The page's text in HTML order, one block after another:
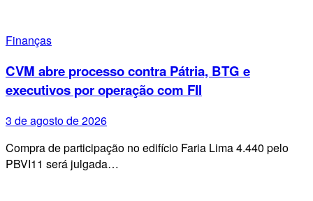
Finanças
CVM abre processo contra Pátria, BTG e
executivos por operação com FII
3 de agosto de 2026
Compra de participação no edifício Faria Lima 4.440 pelo
PBVI11 será julgada…